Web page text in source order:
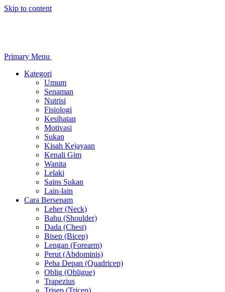
Skip to content
Primary Menu
Kategori
Umum
Senaman
Nutrisi
Fisiologi
Kesihatan
Motivasi
Sukan
Kisah Kejayaan
Kenali Gim
Wanita
Lelaki
Sains Sukan
Lain-lain
Cara Bersenam
Leher (Neck)
Bahu (Shoulder)
Dada (Chest)
Bisep (Bicep)
Lengan (Forearm)
Perut (Abdominis)
Peha Depan (Quadricep)
Oblig (Obligue)
Trapezius
Trisep (Tricep)